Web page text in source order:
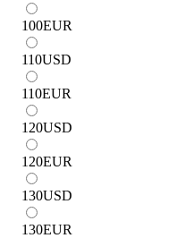
100EUR
110USD
110EUR
120USD
120EUR
130USD
130EUR